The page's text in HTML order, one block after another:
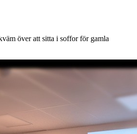
över att sitta i soffor för gamla